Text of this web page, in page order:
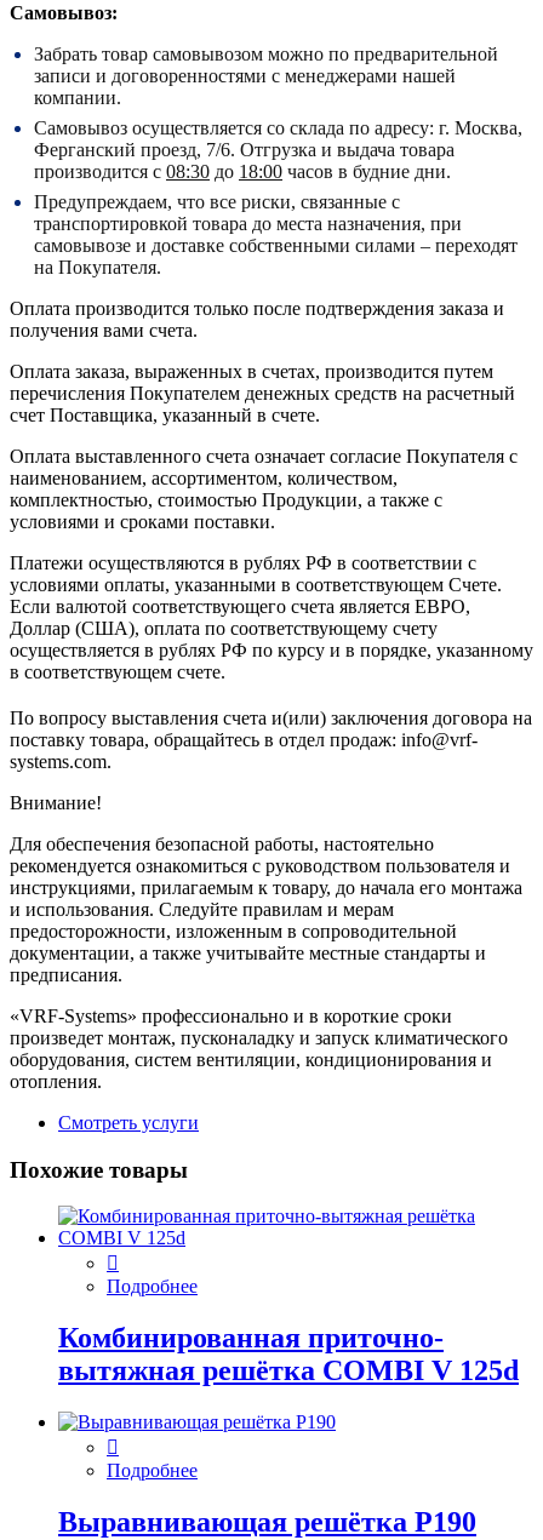
Самовывоз:
Забрать товар самовывозом можно по предварительной
записи и договоренностями с менеджерами нашей
компании.
Самовывоз осуществляется со склада по адресу: г. Москва,
Ферганский проезд, 7/6. Отгрузка и выдача товара
производится с 08:30 до 18:00 часов в будние дни.
Предупреждаем, что все риски, связанные с
транспортировкой товара до места назначения, при
самовывозе и доставке собственными силами – переходят
на Покупателя.
Оплата производится только после подтверждения заказа и
получения вами счета.
Оплата заказа, выраженных в счетах, производится путем
перечисления Покупателем денежных средств на расчетный
счет Поставщика, указанный в счете.
Оплата выставленного счета означает согласие Покупателя с
наименованием, ассортиментом, количеством,
комплектностью, стоимостью Продукции, а также с
условиями и сроками поставки.
Платежи осуществляются в рублях РФ в соответствии с
условиями оплаты, указанными в соответствующем Счете.
Если валютой соответствующего счета является ЕВРО,
Доллар (США), оплата по соответствующему cчету
осуществляется в рублях РФ по курсу и в порядке, указанному
в соответствующем cчете.
По вопросу выставления счета и(или) заключения договора на
поставку товара, обращайтесь в отдел продаж: info@vrf-
systems.com.
Внимание!
Для обеспечения безопасной работы, настоятельно
рекомендуется ознакомиться с руководством пользователя и
инструкциями, прилагаемым к товару, до начала его монтажа
и использования. Следуйте правилам и мерам
предосторожности, изложенным в сопроводительной
документации, а также учитывайте местные стандарты и
предписания.
«VRF-Systems» профессионально и в короткие сроки
произведет монтаж, пусконаладку и запуск климатического
оборудования, систем вентиляции, кондиционирования и
отопления.
Смотреть услуги
Похожие товары
Подробнее
Комбинированная приточно-
вытяжная решётка COMBI V 125d
Подробнее
Выравнивающая решётка P190